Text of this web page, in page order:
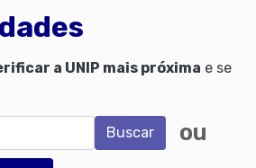
a UNIP mais próxima e se
Buscar ou